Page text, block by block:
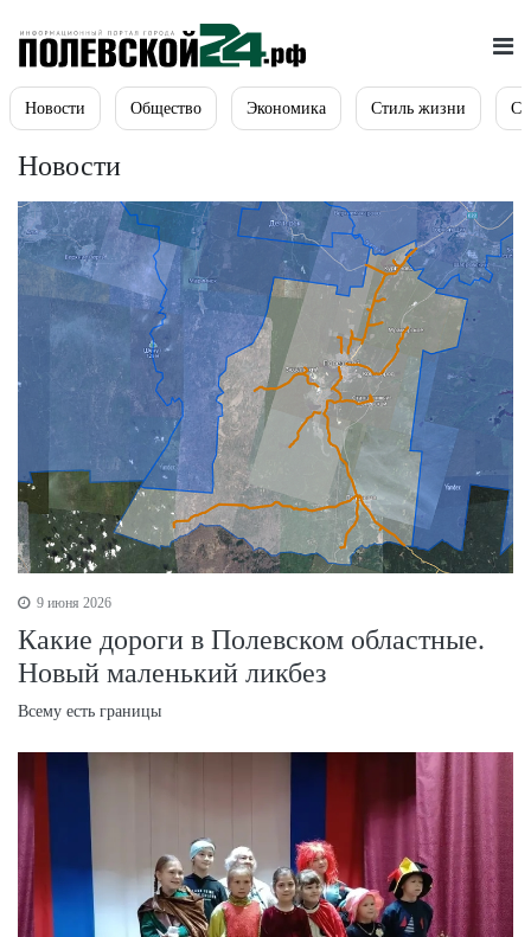
Новости Общество Экономика Стиль жизни
Новости
9 июня 2026
Какие дороги в Полевском областные.
Новый маленький ликбез
Всему есть границы